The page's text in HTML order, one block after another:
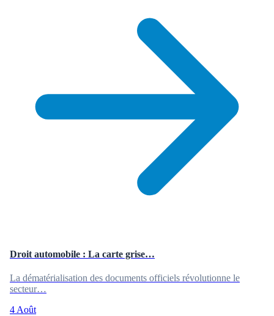
Droit automobile : La carte grise…
La dématérialisation des documents officiels révolutionne le
secteur…
4 Août